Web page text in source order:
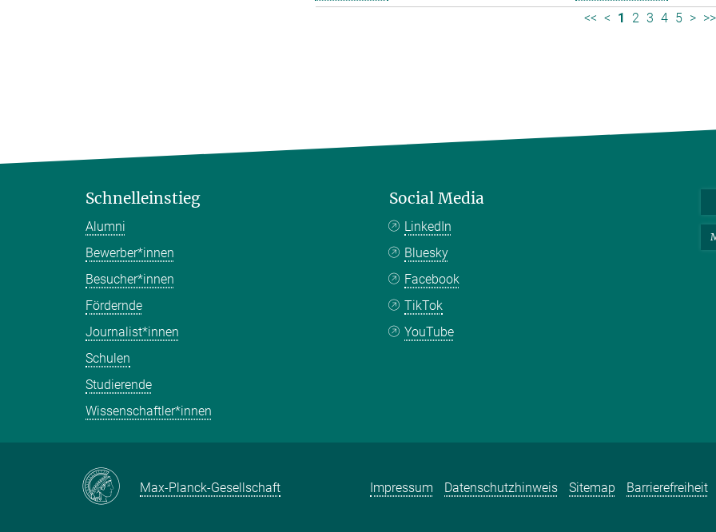
<< < 1 2 3 4 5 > >>
Schnelleinstieg
Alumni
Bewerber*innen
Besucher*innen
Fördernde
Journalist*innen
Schulen
Studierende
Wissenschaftler*innen
Social Media
LinkedIn
Bluesky
Facebook
TikTok
YouTube
Max-Planck-Gesellschaft Impressum Datenschutzhinweis Sitemap Barrierefreiheit